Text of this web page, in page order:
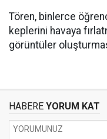
Tören, binlerce
keplerini havaya
görüntüler
HABERE YORUM KAT